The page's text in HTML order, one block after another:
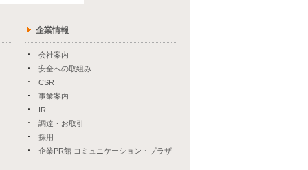
企業情報
会社案内
安全への取組み
CSR
事業案内
IR
調達・お取引
採用
企業PR館 コミュニケーション・プラザ